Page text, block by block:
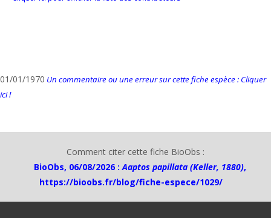
01/01/1970 Un commentaire ou une erreur sur cette fiche espèce : Cliquer
ici !
Comment citer cette fiche BioObs :
BioObs, 06/08/2026 :Aaptos papillata (Keller, 1880),
https://bioobs.fr/blog/fiche-espece/1029/